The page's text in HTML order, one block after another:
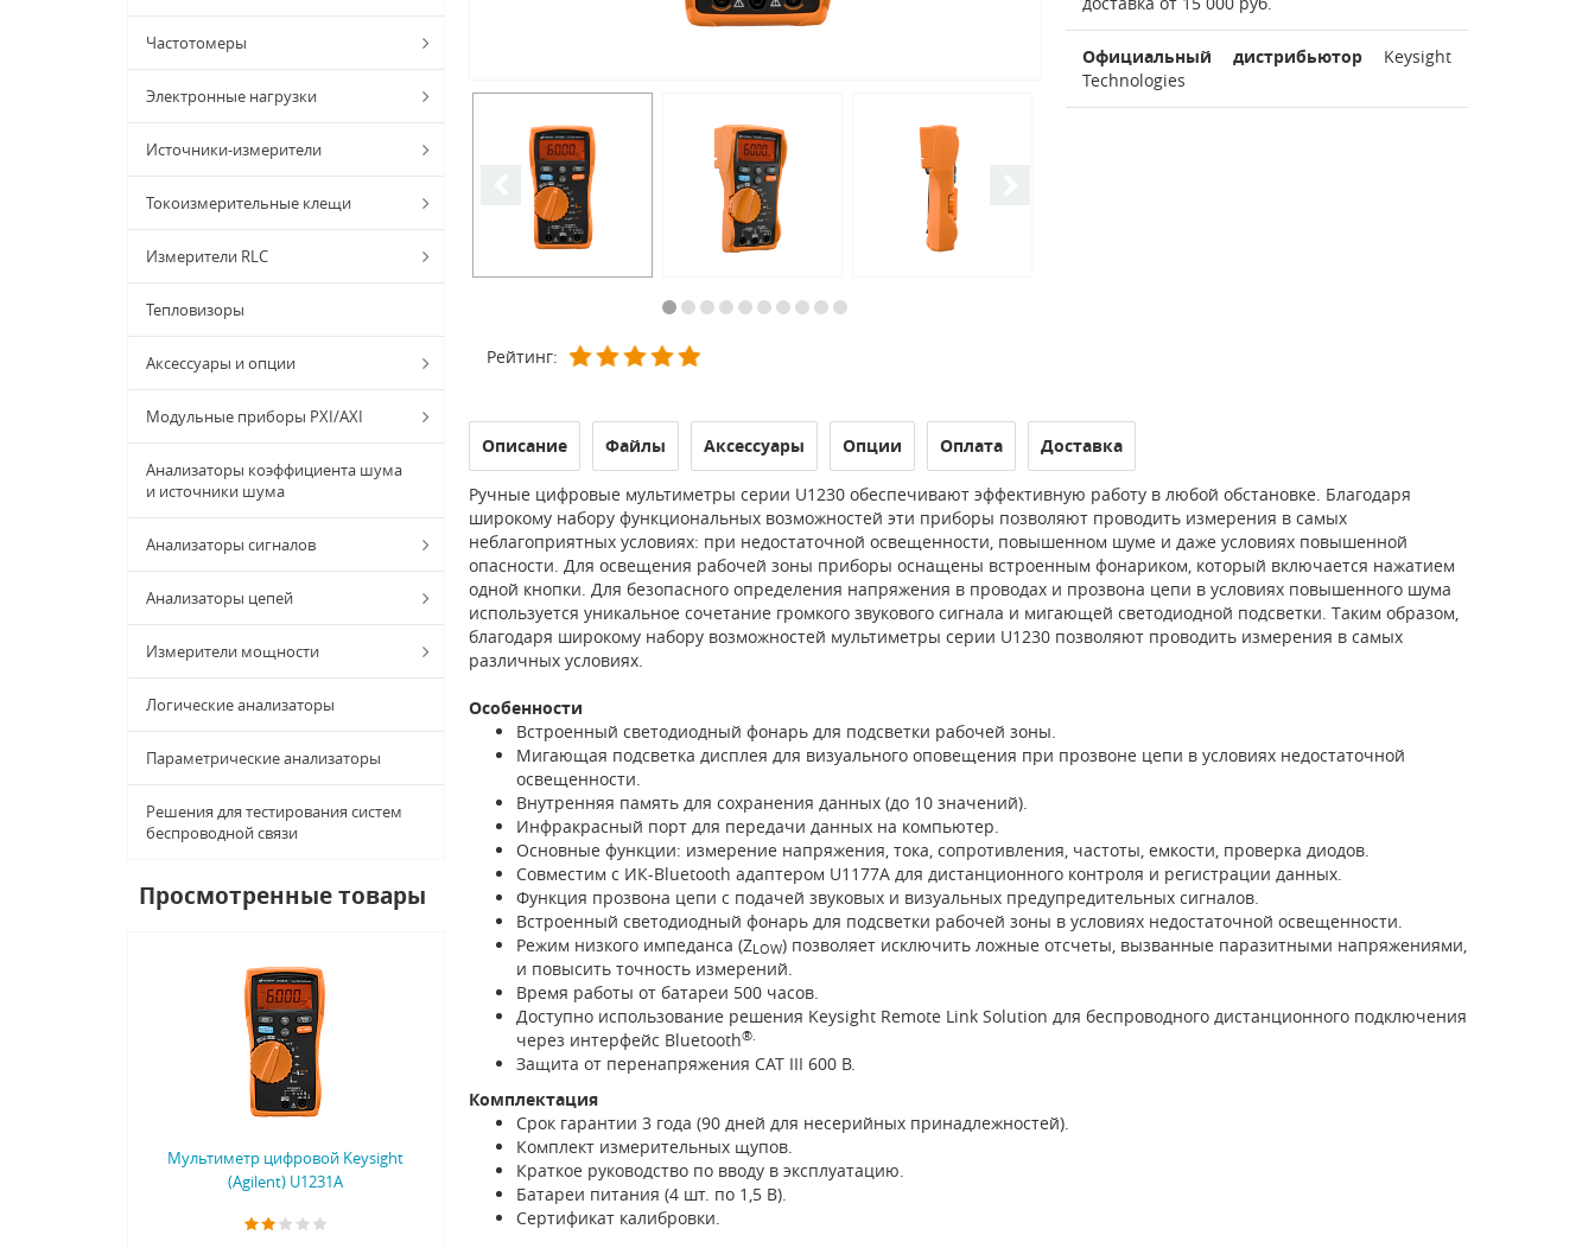
Частотомеры
Электронные нагрузки
Источники-измерители
Токоизмерительные клещи
Измерители RLC
Тепловизоры
Аксессуары и опции
Модульные приборы PXI/AXI
Анализаторы коэффициента шума
и источники шума
Анализаторы сигналов
Анализаторы цепей
Измерители мощности
Логические анализаторы
Параметрические анализаторы
Решения для тестирования систем
беспроводной связи
Просмотренные товары
Мультиметр цифровой Keysight
(Agilent) U1231A
Рейтинг:
Официальный дистрибьюторKeysight
Technologies
Описание Файлы Аксессуары Опции Оплата Доставка
Ручные цифровые мультиметры серии U1230 обеспечивают эффективную работу в любой обстановке. Благодаря
широкому набору функциональных возможностей эти приборы позволяют проводить измерения в самых
неблагоприятных условиях: при недостаточной освещенности, повышенном шуме и даже условиях повышенной
опасности. Для освещения рабочей зоны приборы оснащены встроенным фонариком, который включается нажатием
одной кнопки. Для безопасного определения напряжения в проводах и прозвона цепи в условиях повышенного шума
используется уникальное сочетание громкого звукового сигнала и мигающей светодиодной подсветки. Таким образом,
благодаря широкому набору возможностей мультиметры серии U1230 позволяют проводить измерения в самых
различных условиях.
Особенности
Встроенный светодиодный фонарь для подсветки рабочей зоны.
Мигающая подсветка дисплея для визуального оповещения при прозвоне цепи в условиях недостаточной
освещенности.
Внутренняя память для сохранения данных (до 10 значений).
Инфракрасный порт для передачи данных на компьютер.
Основные функции: измерение напряжения, тока, сопротивления, частоты, емкости, проверка диодов.
Совместим с ИК-Bluetooth адаптером U1177A для дистанционного контроля и регистрации данных.
Функция прозвона цепи с подачей звуковых и визуальных предупредительных сигналов.
Встроенный светодиодный фонарь для подсветки рабочей зоны в условиях недостаточной освещенности.
Режим низкого импеданса (ZLOW) позволяет исключить ложные отсчеты, вызванные паразитными напряжениями,
и повысить точность измерений.
Время работы от батареи 500 часов.
Доступно использование решения Keysight Remote Link Solution для беспроводного дистанционного подключения
через интерфейс Bluetooth®.
Защита от перенапряжения CAT III 600 В.
Комплектация
Срок гарантии 3 года (90 дней для несерийных принадлежностей).
Комплект измерительных щупов.
Краткое руководство по вводу в эксплуатацию.
Батареи питания (4 шт. по 1,5 В).
Сертификат калибровки.